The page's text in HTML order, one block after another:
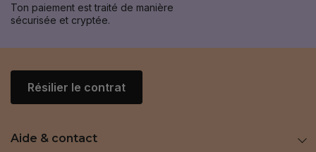
Ton paiement est traité de manière
sécurisée et cryptée.
Résilier le contrat
Aide & contact